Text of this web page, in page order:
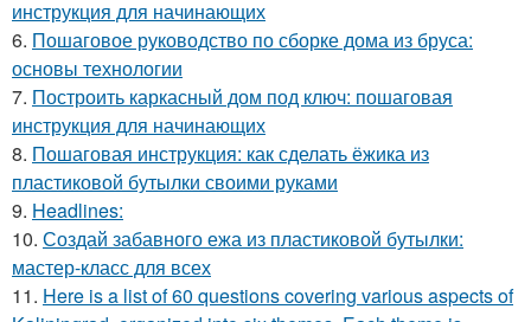
инструкция для начинающих
6. Пошаговое руководство по сборке дома из бруса:
основы технологии
7. Построить каркасный дом под ключ: пошаговая
инструкция для начинающих
8. Пошаговая инструкция: как сделать ёжика из
пластиковой бутылки своими руками
9. Headlines:
10. Создай забавного ежа из пластиковой бутылки:
мастер-класс для всех
11. Here is a list of 60 questions covering various aspects of